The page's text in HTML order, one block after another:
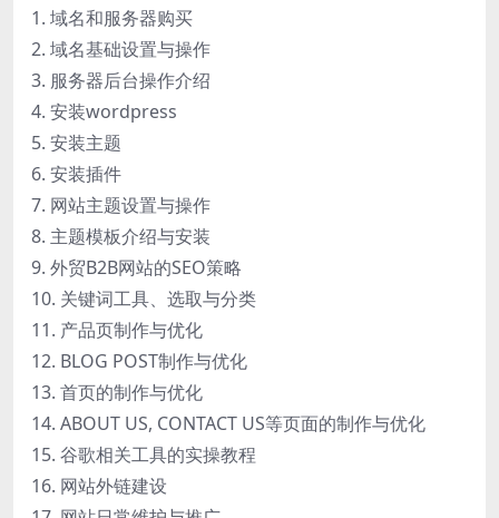
1. 域名和服务器购买
2. 域名基础设置与操作
3. 服务器后台操作介绍
4. 安装wordpress
5. 安装主题
6. 安装插件
7. 网站主题设置与操作
8. 主题模板介绍与安装
9. 外贸B2B网站的SEO策略
10. 关键词工具、选取与分类
11. 产品页制作与优化
12. BLOG POST制作与优化
13. 首页的制作与优化
14. ABOUT US, CONTACT US等页面的制作与优化
15. 谷歌相关工具的实操教程
16. 网站外链建设